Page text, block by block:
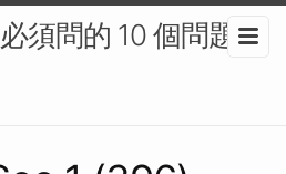
須問的 10 個問題-